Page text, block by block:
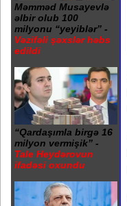
Məmməd Musayevlə
əlbir olub 100
milyonu “yeyiblər” -
Vəzifəli şəxslər həbs
edildi
“Qardaşımla birgə 16
milyon vermişik” -
Tale Heydərovun
ifadəsi oxundu